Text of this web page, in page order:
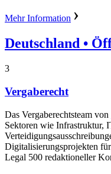
Mehr Information
Deutschland •
3
Vergaberecht
Das Vergaberechtsteam von
Sektoren wie Infrastruktur,
Digitalisierungsprojekten
Legal 500 redaktioneller